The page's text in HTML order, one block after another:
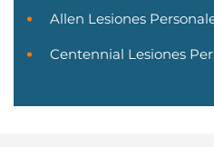
Allen Lesiones
Centennial Lesiones